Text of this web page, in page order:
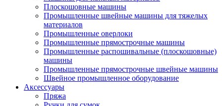
Плоскошовные машины
Промышленные швейные машины для тяжелых
материалов
Промышленные оверлоки
Промышленные прямострочные машины
Промышленные распошивальные (плоскошовные)
машины
Промышленные прямострочные швейные машины
Швейное промышленное оборудование
Аксессуары
Пряжа